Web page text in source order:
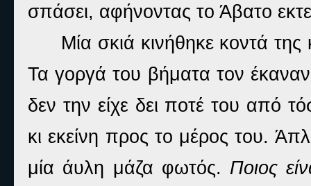
σπάσει, αφήνοντας το Άβατο
Μία σκιά κινήθηκε κοντά της
Τα γοργά του βήματα τον
δεν την είχε δει ποτέ του από
κι εκείνη προς το μέρος του.
μία άυλη μάζα φωτός. Ποιος